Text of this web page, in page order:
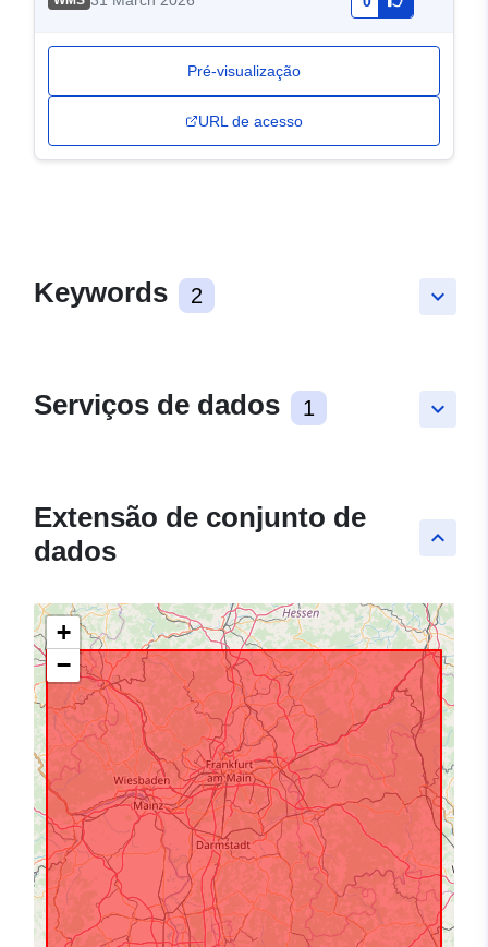
Pré-visualização
URL de acesso
keyboard_arrow_down
Keywords 2
keyboard_arrow_down
Serviços de dados 1
keyboard_arrow_up
Extensão de conjunto de
dados
+
−